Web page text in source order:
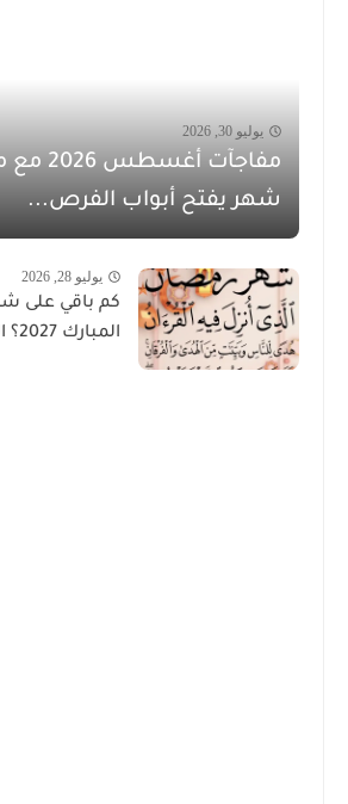
يوليو 30, 2026
مفاجآت
شهر يفتح أبواب الفرص...
يوليو 28, 2026
كم باقي على
المبارك 2027؟ العد التنازلي...